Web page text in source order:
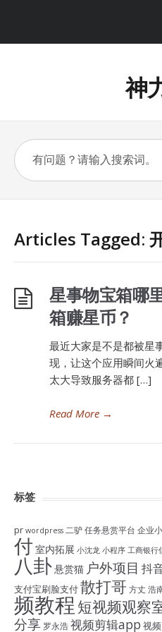
神
Articles Tagged:
星事物宝箱哪
箱赚星币？
最近大家是不是都被星
现，让这个应用瞬间火
太大导致服务器都 […]
Read More →
标签
pr wordpress 二驴任务悬赏平台 企业
付 室内拓展 小沈龙 小程序 工商银行
八卦悬赏猫 户外项目 抖
支付宝刷脸支付散打哥 方丈 浩
频教程 短视频观察
分享 罗永浩视频剪辑app 视